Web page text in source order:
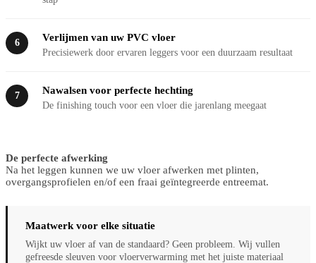
6 Verlijmen van uw PVC vloer
Precisiewerk door ervaren leggers voor een duurzaam resultaat
7 Nawalsen voor perfecte hechting
De finishing touch voor een vloer die jarenlang meegaat
De perfecte afwerking
Na het leggen kunnen we uw vloer afwerken met plinten,
overgangsprofielen en/of een fraai geïntegreerde entreemat.
Maatwerk voor elke situatie
Wijkt uw vloer af van de standaard? Geen probleem. Wij vullen
gefreesde sleuven voor vloerverwarming met het juiste materiaal